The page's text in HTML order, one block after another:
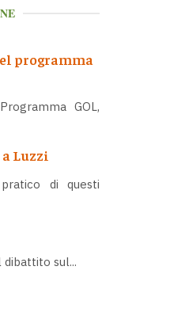
programma
GOL,
Luzzi
di questi
sul...